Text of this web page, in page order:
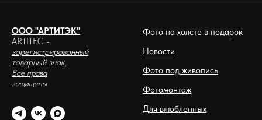
ООО "АРТИТЭК"
ARTITEC -
зарегистрированный
товарный знак.
Все права
защищены
Фото на холсте в подарок
Новости
Фото под живопись
Фотомонтаж
Для влюбленных